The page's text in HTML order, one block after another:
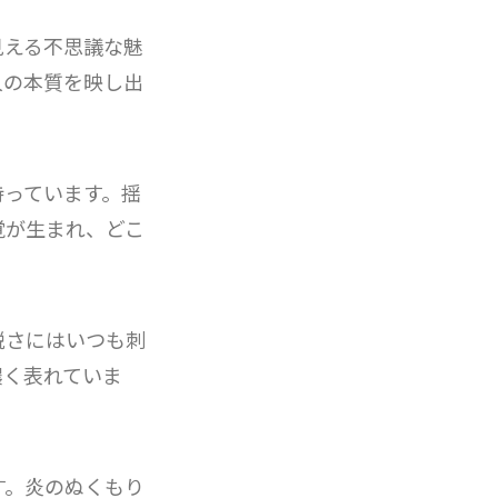
る不思議な魅
本質を映し出
ています。揺
生まれ、どこ
にはいつも刺
表れていま
炎のぬくもり